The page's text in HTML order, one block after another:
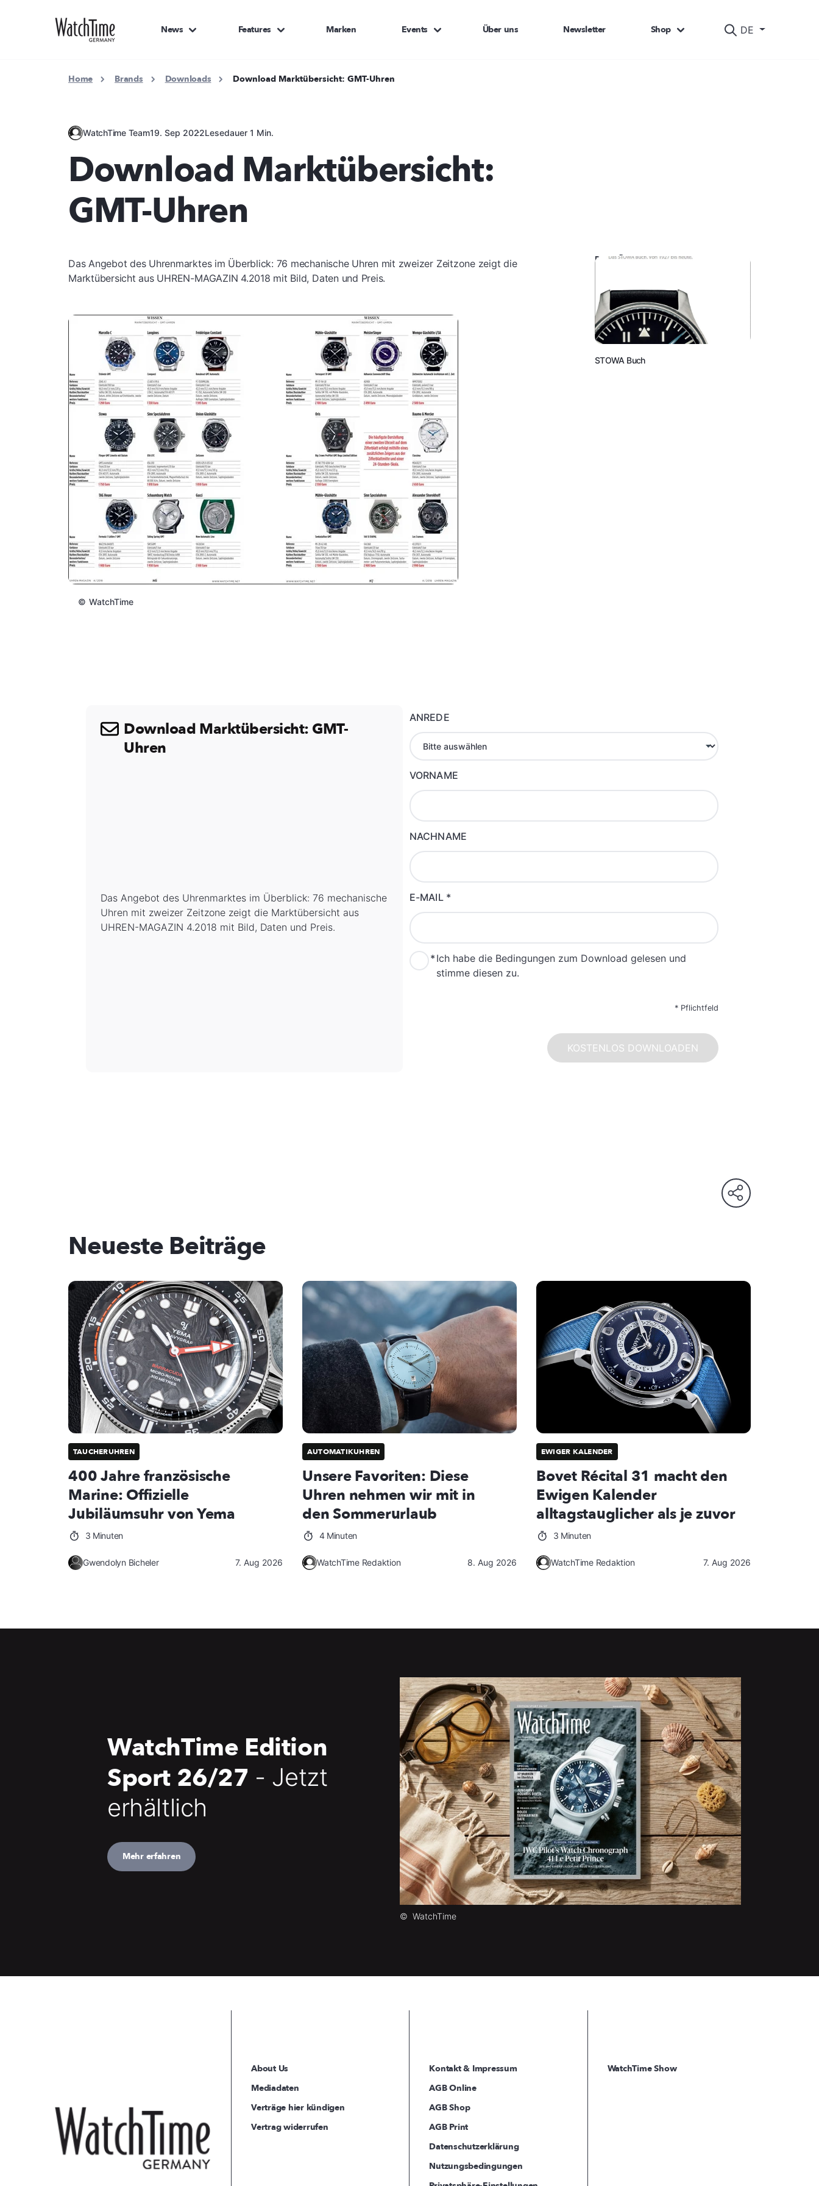
DE
News Features Marken Events Über uns Newsletter Shop
Home Brands Downloads Download Marktübersicht: GMT-Uhren
WatchTime Team19. Sep 2022Lesedauer 1 Min.
Download Marktübersicht:
GMT-Uhren
Das Angebot des Uhrenmarktes im Überblick: 76 mechanische Uhren mit zweizer Zeitzone zeigt die
Marktübersicht aus UHREN-MAGAZIN 4.2018 mit Bild, Daten und Preis.
© WatchTime
DAS KÖNNTE SIE AUCH INTERESSIEREN:
STOWA Buch
Download Marktübersicht: GMT-
Uhren
Das Angebot des Uhrenmarktes im Überblick: 76 mechanische
Uhren mit zweizer Zeitzone zeigt die Marktübersicht aus
UHREN-MAGAZIN 4.2018 mit Bild, Daten und Preis.
ANREDE
VORNAME
NACHNAME
E-MAIL *
* Ich habe die Bedingungen zum Download gelesen und
stimme diesen zu.
*Pflichtfeld
KOSTENLOS DOWNLOADEN
Neueste Beiträge
TAUCHERUHREN
400 Jahre französische
Marine: Offizielle
Jubiläumsuhr von Yema
3 Minuten
Gwendolyn Bicheler 7. Aug 2026
AUTOMATIKUHREN
Unsere Favoriten: Diese
Uhren nehmen wir mit in
den Sommerurlaub
4 Minuten
WatchTime Redaktion 8. Aug 2026
EWIGER KALENDER
Bovet Récital 31 macht den
Ewigen Kalender
alltagstauglicher als je zuvor
3 Minuten
WatchTime Redaktion 7. Aug 2026
© WatchTime
WatchTime Edition
Sport 26/27 - Jetzt
erhältlich
Mehr erfahren
About Us
Mediadaten
Verträge hier kündigen
Vertrag widerrufen
Kontakt & Impressum
AGB Online
AGB Shop
AGB Print
Datenschutzerklärung
Nutzungsbedingungen
WatchTime Show